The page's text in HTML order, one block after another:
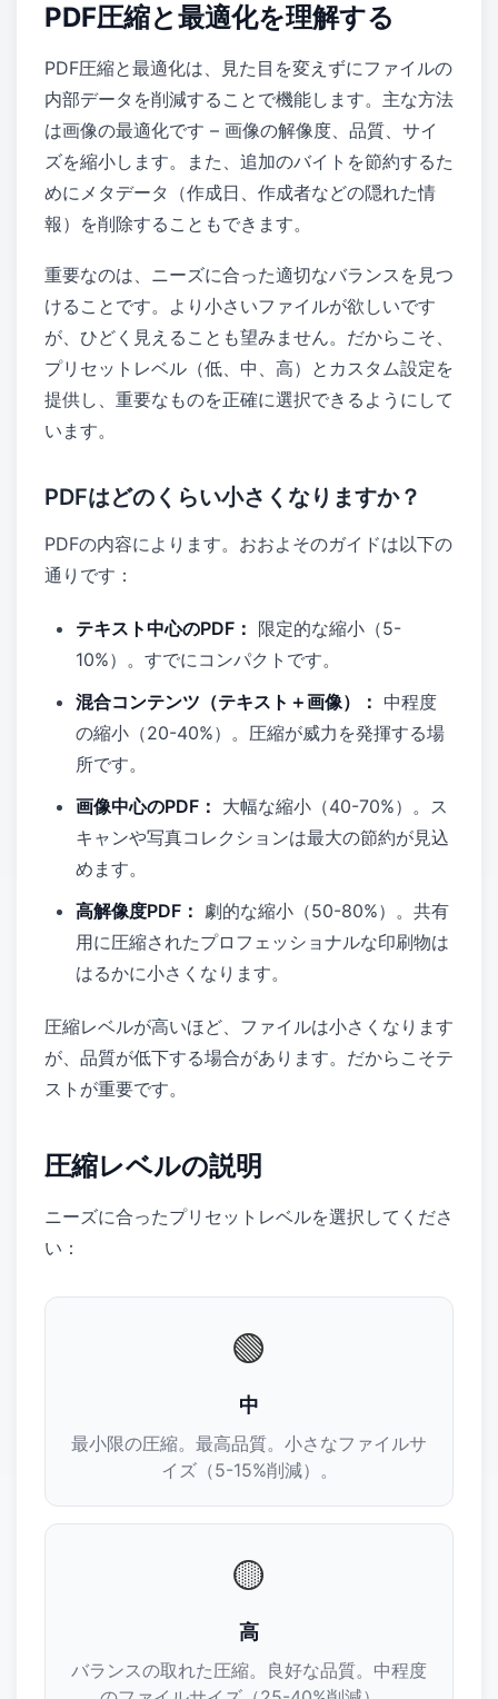
PDF圧縮と最適化を理解する
PDF圧縮と最適化は、見た目を変えずにファイルの
内部データを削減することで機能します。主な方法
は画像の最適化です – 画像の解像度、品質、サイ
ズを縮小します。また、追加のバイトを節約するた
めにメタデータ（作成日、作成者などの隠れた情
報）を削除することもできます。
重要なのは、ニーズに合った適切なバランスを見つ
けることです。より小さいファイルが欲しいです
が、ひどく見えることも望みません。だからこそ、
プリセットレベル（低、中、高）とカスタム設定を
提供し、重要なものを正確に選択できるようにして
います。
PDFはどのくらい小さくなりますか？
PDFの内容によります。おおよそのガイドは以下の
通りです：
テキスト中心のPDF： 限定的な縮小（5-
10%）。すでにコンパクトです。
混合コンテンツ（テキスト＋画像）： 中程度
の縮小（20-40%）。圧縮が威力を発揮する場
所です。
画像中心のPDF： 大幅な縮小（40-70%）。ス
キャンや写真コレクションは最大の節約が見込
めます。
高解像度PDF： 劇的な縮小（50-80%）。共有
用に圧縮されたプロフェッショナルな印刷物は
はるかに小さくなります。
圧縮レベルが高いほど、ファイルは小さくなります
が、品質が低下する場合があります。だからこそテ
ストが重要です。
圧縮レベルの説明
ニーズに合ったプリセットレベルを選択してくださ
い：
🟢
中
最小限の圧縮。最高品質。小さなファイルサ
イズ（5-15%削減）。
🟡
高
バランスの取れた圧縮。良好な品質。中程度